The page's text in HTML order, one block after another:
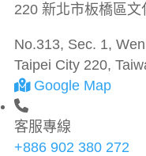
220 新北市板橋區
No.313, Sec. 1,
Taipei City 220,
Google Map
客服專線
+886 902 380 272